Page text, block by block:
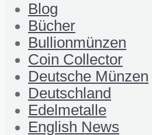
Blog
Bücher
Bullionmünzen
Coin Collector
Deutsche Münzen
Deutschland
Edelmetalle
English News